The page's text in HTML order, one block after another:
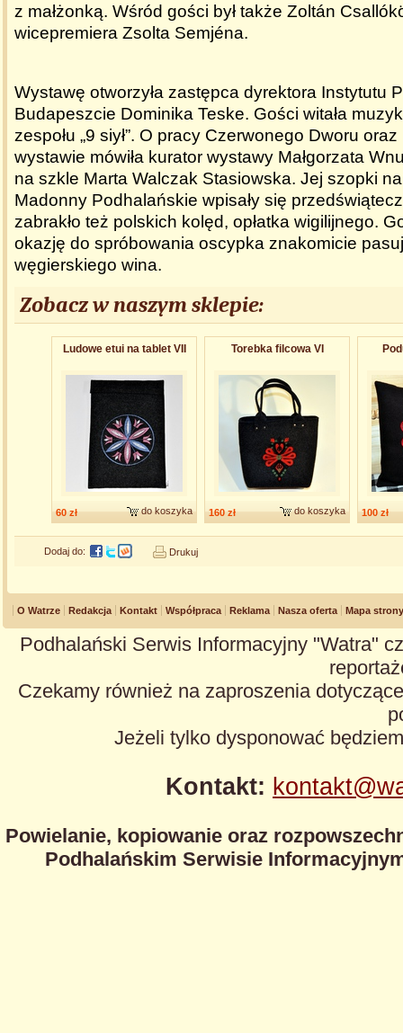
z małżonką. Wśród gości był także Zoltán
wicepremiera Zsolta Semjéna.
Wystawę otworzyła zastępca dyrektora Instytutu
Budapeszcie Dominika Teske. Gości witała
zespołu „9 siył”. O pracy Czerwonego Dworu
wystawie mówiła kurator wystawy Małgorzata
na szkle Marta Walczak Stasiowska. Jej szopki
Madonny Podhalańskie wpisały się
zabrakło też polskich kolęd, opłatka wigilijnego.
okazję do spróbowania oscypka znakomicie
węgierskiego wina.
Zobacz w naszym sklepie:
Ludowe etui na tablet VII
60 zł do koszyka
Torebka filcowa VI
160 zł do koszyka 100 zł
Dodaj do: Drukuj
O Watrze Redakcja Kontakt Współpraca Reklama Nasza oferta Mapa strony
Podhalański Serwis Informacyjny "Watra"
Czekamy również na zaproszenia
Jeżeli tylko dysponować
Kontakt:
Powielanie, kopiowanie oraz
Podhalańskim Serwisie